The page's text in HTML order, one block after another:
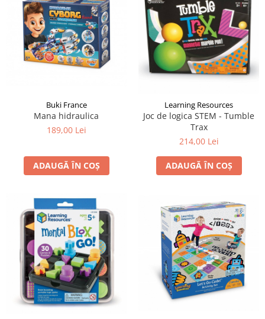
LEGO Art
LEGO Creator Expert
LEGO Architecture
LEGO Ideas
Buki France
Mana hidraulica
189,00 Lei
ADAUGĂ ÎN COȘ
Learning Resources
Joc de logica STEM - Tumble
Trax
214,00 Lei
ADAUGĂ ÎN COȘ